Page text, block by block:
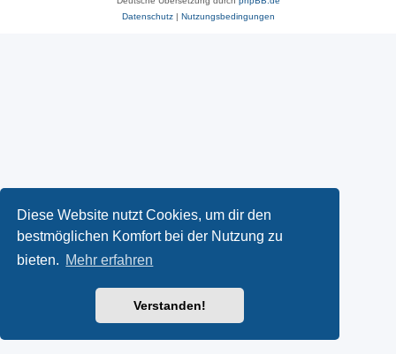
Diese Website nutzt Cookies, um dir den
bestmöglichen Komfort bei der Nutzung zu
bieten. Mehr erfahren
Verstanden!
Datenschutz| Nutzungsbedingungen